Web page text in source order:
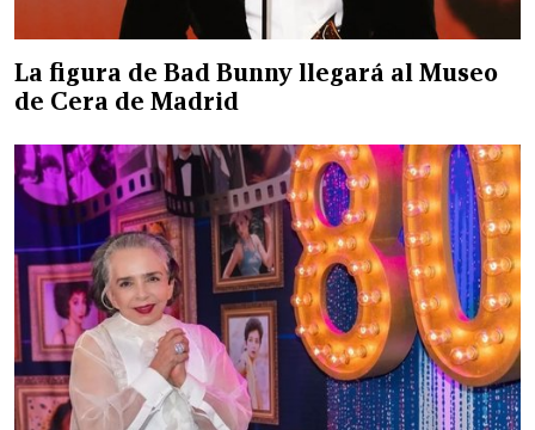
La figura de Bad Bunny llegará al Museo
de Cera de Madrid